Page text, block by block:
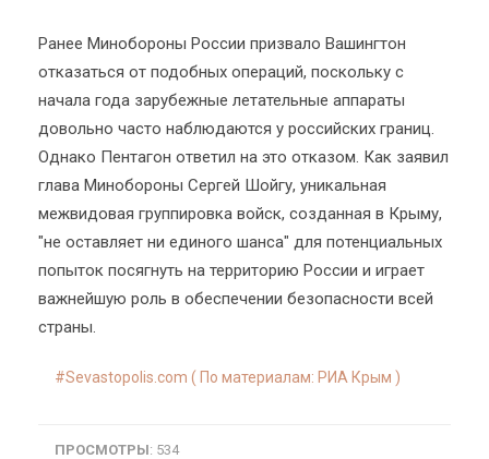
Ранее Минобороны России призвало Вашингтон
отказаться от подобных операций, поскольку с
начала года зарубежные летательные аппараты
довольно часто наблюдаются у российских границ.
Однако Пентагон ответил на это отказом. Как заявил
глава Минобороны Сергей Шойгу, уникальная
межвидовая группировка войск, созданная в Крыму,
"не оставляет ни единого шанса" для потенциальных
попыток посягнуть на территорию России и играет
важнейшую роль в обеспечении безопасности всей
страны.
Sevastopolis.com ( По материалам: РИА Крым )
ПРОСМОТРЫ: 534